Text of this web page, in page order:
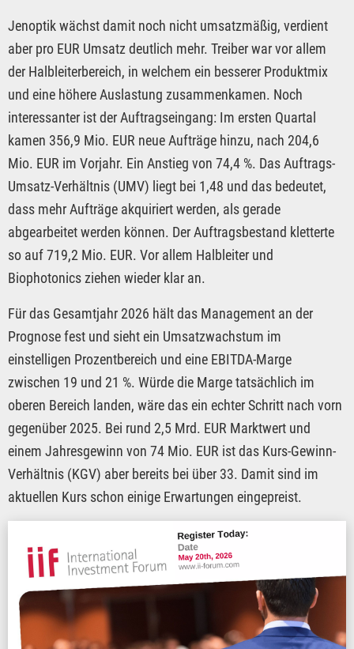
Jenoptik wächst damit noch nicht umsatzmäßig, verdient
aber pro EUR Umsatz deutlich mehr. Treiber war vor allem
der Halbleiterbereich, in welchem ein besserer Produktmix
und eine höhere Auslastung zusammenkamen. Noch
interessanter ist der Auftragseingang: Im ersten Quartal
kamen 356,9 Mio. EUR neue Aufträge hinzu, nach 204,6
Mio. EUR im Vorjahr. Ein Anstieg von 74,4 %. Das Auftrags-
Umsatz-Verhältnis (UMV) liegt bei 1,48 und das bedeutet,
dass mehr Aufträge akquiriert werden, als gerade
abgearbeitet werden können. Der Auftragsbestand kletterte
so auf 719,2 Mio. EUR. Vor allem Halbleiter und
Biophotonics ziehen wieder klar an.
Für das Gesamtjahr 2026 hält das Management an der
Prognose fest und sieht ein Umsatzwachstum im
einstelligen Prozentbereich und eine EBITDA-Marge
zwischen 19 und 21 %. Würde die Marge tatsächlich im
oberen Bereich landen, wäre das ein echter Schritt nach vorn
gegenüber 2025. Bei rund 2,5 Mrd. EUR Marktwert und
einem Jahresgewinn von 74 Mio. EUR ist das Kurs-Gewinn-
Verhältnis (KGV) aber bereits bei über 33. Damit sind im
aktuellen Kurs schon einige Erwartungen eingepreist.